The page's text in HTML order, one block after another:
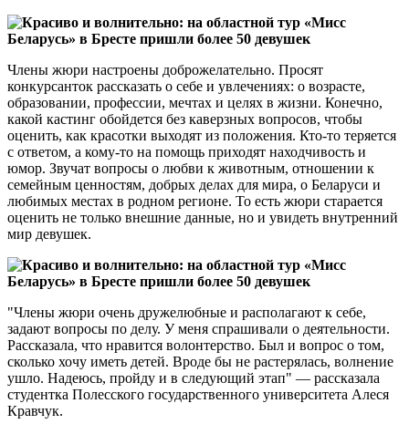
Члены жюри настроены доброжелательно. Просят
конкурсанток рассказать о себе и увлечениях: о возрасте,
образовании, профессии, мечтах и целях в жизни. Конечно,
какой кастинг обойдется без каверзных вопросов, чтобы
оценить, как красотки выходят из положения. Кто-то теряется
с ответом, а кому-то на помощь приходят находчивость и
юмор. Звучат вопросы о любви к животным, отношении к
семейным ценностям, добрых делах для мира, о Беларуси и
любимых местах в родном регионе. То есть жюри старается
оценить не только внешние данные, но и увидеть внутренний
мир девушек.
"Члены жюри очень дружелюбные и располагают к себе,
задают вопросы по делу. У меня спрашивали о деятельности.
Рассказала, что нравится волонтерство. Был и вопрос о том,
сколько хочу иметь детей. Вроде бы не растерялась, волнение
ушло. Надеюсь, пройду и в следующий этап" — рассказала
студентка Полесского государственного университета Алеся
Кравчук.